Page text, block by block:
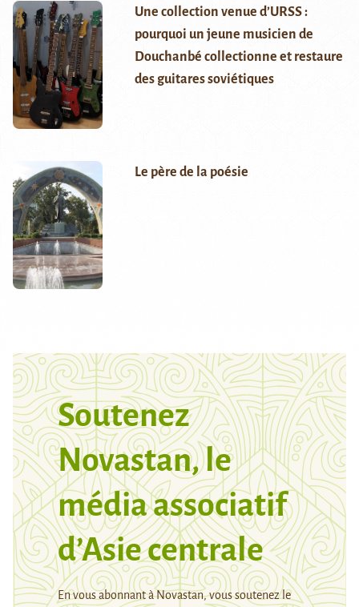
Une collection venue d’URSS :
pourquoi un jeune musicien de
Douchanbé collectionne et restaure
des guitares soviétiques
Le père de la poésie
Soutenez
Novastan, le
média associatif
d’Asie centrale
En vous abonnant à Novastan, vous soutenez le